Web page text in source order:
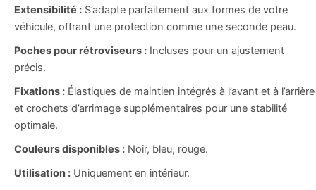
Extensibilité : S’adapte parfaitement aux formes de votre
véhicule, offrant une protection comme une seconde peau.
Poches pour rétroviseurs : Incluses pour un ajustement
précis.
Fixations : Élastiques de maintien intégrés à l’avant et à l’arrière
et crochets d’arrimage supplémentaires pour une stabilité
optimale.
Couleurs disponibles : Noir, bleu, rouge.
Utilisation : Uniquement en intérieur.